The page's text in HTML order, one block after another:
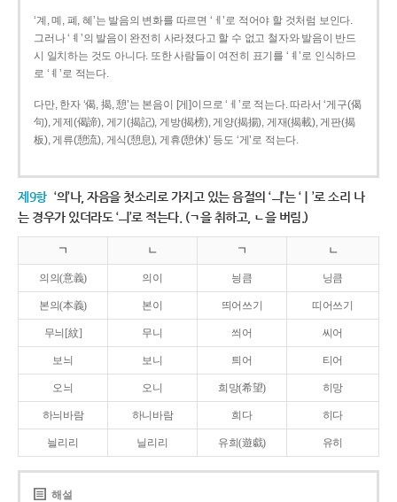
‘계, 몌, 폐, 혜’는 발음의 변화를 따르면 ‘ㅔ’로 적어야 할 것처럼 보인다.
그러나 ‘ㅖ’의 발음이 완전히 사라졌다고 할 수 없고 철자와 발음이 반드
시 일치하는 것도 아니다. 또한 사람들이 여전히 표기를 ‘ㅖ’로 인식하므
로 ‘ㅖ’로 적는다.
다만, 한자 ‘偈, 揭, 憩’는 본음이 [게]이므로 ‘ㅔ’로 적는다. 따라서 ‘게구(偈
句), 게제(偈諦), 게기(揭記), 게방(揭榜), 게양(揭揚), 게재(揭載), 게판(揭
板), 게류(憩流), 게식(憩息), 게휴(憩休)’ 등도 ‘게’로 적는다.
제9항 ‘의’나, 자음을 첫소리로 가지고 있는 음절의 ‘ㅢ’는 ‘ㅣ’로 소리 나
는 경우가 있더라도 ‘ㅢ’로 적는다. (ㄱ을 취하고, ㄴ을 버림.)
ㄱ ㄴ ㄱ ㄴ
의의(意義) 의이 닁큼 닝큼
본의(本義) 본이 띄어쓰기 띠어쓰기
무늬[紋] 무니 씌어 씨어
보늬 보니 틔어 티어
오늬 오니 희망(希望) 히망
하늬바람 하니바람 희다 히다
늴리리 닐리리 유희(遊戱) 유히
해설